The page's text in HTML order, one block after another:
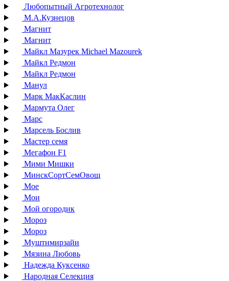
Любопытный Агротехнолог
М.А.Кузнецов
Магнит
Магнит
Майкл Мазурек Michael Mazourek
Майкл Редмон
Майкл Редмон
Манул
Марк МакКаслин
Мармута Олег
Марс
Марсель Бослив
Мастер семя
Мегафон F1
Мими Мишки
МинскСортСемОвощ
Мое
Мои
Мой огородик
Мороз
Мороз
Муштимирзайи
Мязина Любовь
Надежда Куксенко
Народная Селекция